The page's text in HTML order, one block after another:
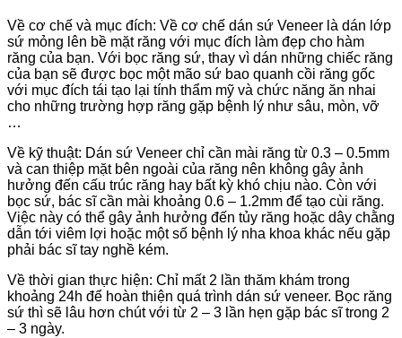
Về cơ chế và mục đích: Về cơ chế dán sứ Veneer là dán lớp
sứ mỏng lên bề mặt răng với mục đích làm đẹp cho hàm
răng của bạn. Với bọc răng sứ, thay vì dán những chiếc răng
của bạn sẽ được bọc một mão sứ bao quanh cồi răng gốc
với mục đích tái tạo lại tính thẩm mỹ và chức năng ăn nhai
cho những trường hợp răng gặp bệnh lý như sâu, mòn, vỡ
…
Về kỹ thuật: Dán sứ Veneer chỉ cần mài răng từ 0.3 – 0.5mm
và can thiệp mặt bên ngoài của răng nên không gây ảnh
hưởng đến cấu trúc răng hay bất kỳ khó chịu nào. Còn với
bọc sứ, bác sĩ cần mài khoảng 0.6 – 1.2mm để tạo cùi răng.
Việc này có thể gây ảnh hưởng đến tủy răng hoặc dây chằng
dẫn tới viêm lợi hoặc một số bệnh lý nha khoa khác nếu gặp
phải bác sĩ tay nghề kém.
Về thời gian thực hiện: Chỉ mất 2 lần thăm khám trong
khoảng 24h để hoàn thiện quá trình dán sứ veneer. Bọc răng
sứ thì sẽ lâu hơn chút với từ 2 – 3 lần hẹn gặp bác sĩ trong 2
– 3 ngày.